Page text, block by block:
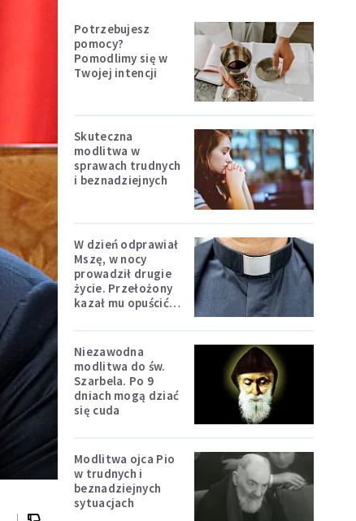
Potrzebujesz
pomocy?
Pomodlimy się w
Twojej intencji
Skuteczna
modlitwa w
sprawach trudnych
i beznadziejnych
W dzień odprawiał
Mszę, w nocy
prowadził drugie
życie. Przełożony
kazał mu opuścić
Niezawodna
modlitwa do św.
Szarbela. Po 9
dniach mogą dziać
się cuda
Modlitwa ojca Pio
w trudnych i
beznadziejnych
sytuacjach